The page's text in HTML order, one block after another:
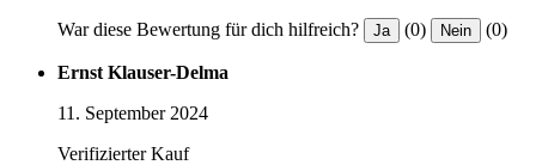
War diese Bewertung für dich hilfreich? Ja (0) Nein (0)
Ernst Klauser-Delma
11. September 2024
Verifizierter Kauf